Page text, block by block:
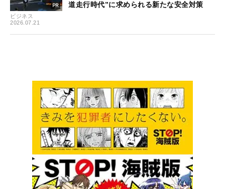
ビジネス
2026.07.21
道走行時代”に求められる新たな安全対策